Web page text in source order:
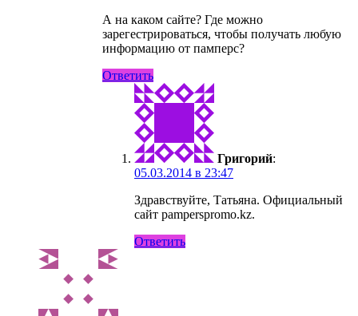
А на каком сайте? Где можно
зарегестрироваться, чтобы получать любую
информацию от памперс?
Ответить
Григорий:
05.03.2014 в 23:47
Здравствуйте, Татьяна. Официальный
сайт pamperspromo.kz.
Ответить